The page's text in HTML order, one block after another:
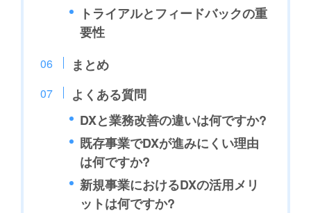
トライアルとフィードバックの重
要性
まとめ
よくある質問
DXと業務改善の違いは何ですか?
既存事業でDXが進みにくい理由
は何ですか?
新規事業におけるDXの活用メリ
ットは何ですか?